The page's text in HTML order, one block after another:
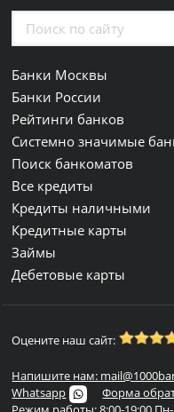
Банки Москвы
Банки России
Рейтинги банков
Системно значимые
Поиск банкоматов
Все кредиты
Кредиты наличными
Кредитные карты
Займы
Дебетовые карты
Оцените наш сайт:
Напишите нам:
Whatsapp
Форма